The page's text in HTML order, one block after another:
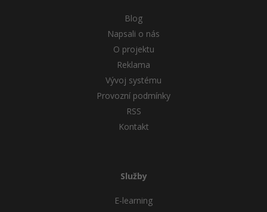
Blog
Napsali o nás
O projektu
Reklama
Vývoj systému
Provozní podmínky
RSS
Kontakt
Služby
E-learning